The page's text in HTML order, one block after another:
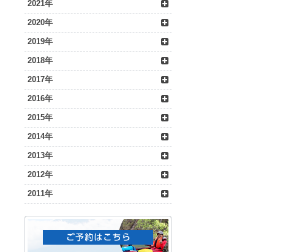
2021年
2020年
2019年
2018年
2017年
2016年
2015年
2014年
2013年
2012年
2011年